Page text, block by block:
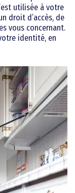
utilisée à votre
droit d’accès, de
vous concernant.
identité, en